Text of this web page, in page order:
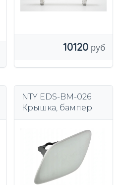
10120
NTY EDS-BM-026
Крышка, бампер